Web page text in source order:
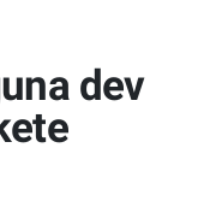
dev